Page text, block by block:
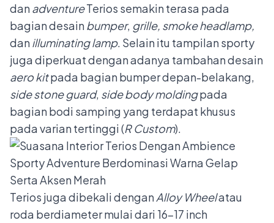
danadventureTerios semakin terasa pada
bagian desainbumper, grille, smoke headlamp,
danilluminating lamp. Selain itu tampilan sporty
juga diperkuat dengan adanya tambahan desain
aero kitpada bagian bumper depan-belakang,
side stone guard, side body moldingpada
bagian bodi samping yang terdapat khusus
pada varian tertinggi (R Custom).
Terios juga dibekali denganAlloy Wheelatau
roda berdiameter mulai dari 16–17 inch